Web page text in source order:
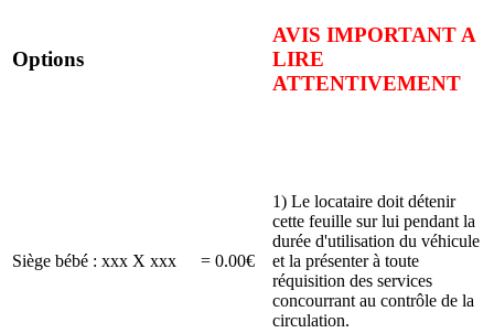
Options
AVIS IMPORTANT A
LIRE
ATTENTIVEMENT
Siège bébé : xxx X xxx = 0.00€
1) Le locataire doit détenir
cette feuille sur lui pendant la
durée d'utilisation du véhicule
et la présenter à toute
réquisition des services
concourrant au contrôle de la
circulation.